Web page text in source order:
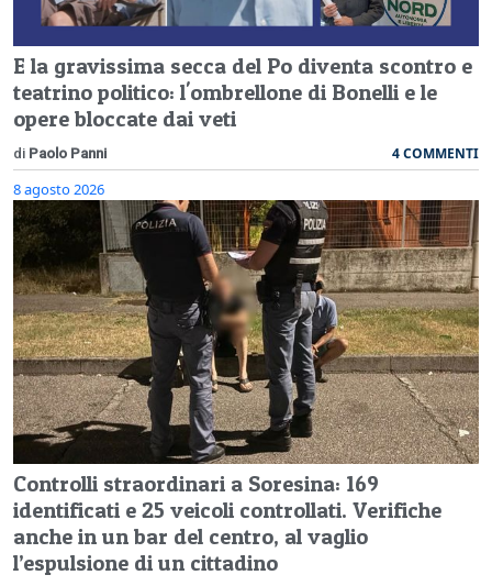
E la gravissima secca del Po diventa scontro e
teatrino politico: l'ombrellone di Bonelli e le
opere bloccate dai veti
di Paolo Panni 4 COMMENTI
8 agosto 2026
Controlli straordinari a Soresina: 169
identificati e 25 veicoli controllati. Verifiche
anche in un bar del centro, al vaglio
l’espulsione di un cittadino